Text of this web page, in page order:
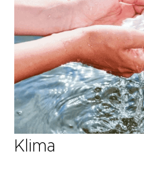
Klima